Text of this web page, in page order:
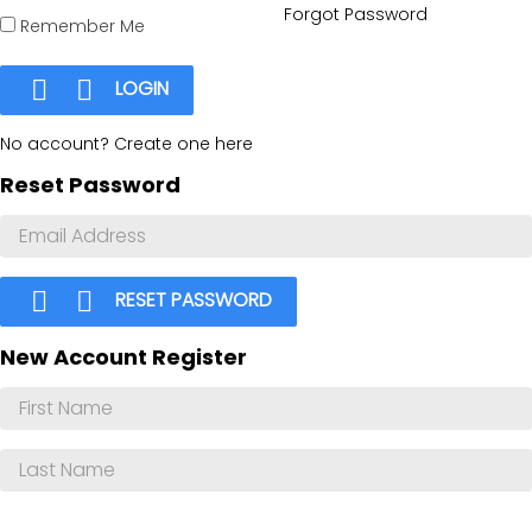
Remember Me Forgot Password
  LOGIN
No account? Create one here
Reset Password
  RESET PASSWORD
New Account Register